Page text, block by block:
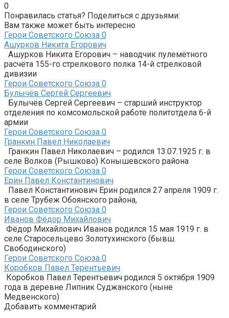
0
Понравилась статья? Поделиться с друзьями:
Вам также может быть интересно
Герои Советского Союза 0
Ашурков Никита Егорович
Ашурков Никита Егорович – наводчик пулемётного
расчёта 155-го стрелкового полка 14-й стрелковой
дивизии
Герои Советского Союза 0
Булычёв Сергей Сергеевич
Булычёв Сергей Сергеевич – старший инструктор
отделения по комсомольской работе политотдела 6-й
армии
Герои Советского Союза 0
Гранкин Павел Николаевич
Гранкин Павел Николаевич – родился 13.07.1925 г. в
селе Волков (Рышково) Конышевского района
Герои Советского Союза 0
Ерин Павел Константинович
Павел Константинович Ерин родился 27 апреля 1909 г.
в селе Трубеж Обоянского района,
Герои Советского Союза 0
Иванов Фёдор Михайлович
Фёдор Михайлович Иванов родился 15 мая 1919 г. в
селе Старосельцево Золотухинского (бывш.
Свободинского)
Герои Советского Союза 0
Коробков Павел Терентьевич
Коробков Павел Терентьевич родился 5 октября 1909
года в деревне Липник Суджанского (ныне
Медвенского)
Добавить комментарий